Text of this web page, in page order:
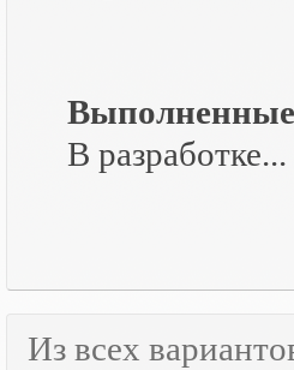
В разработке...
Из всех